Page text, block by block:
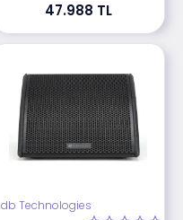
47.988 TL
db Technologies